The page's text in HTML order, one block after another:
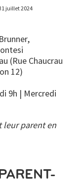
juillet 2024
(Rue Chaucrau
12)
9h | Mercredi
leur parent en